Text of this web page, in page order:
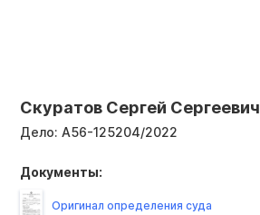
Скуратов Сергей Сергеевич
Дело: А56-125204/2022
Документы:
Оригинал определения суда